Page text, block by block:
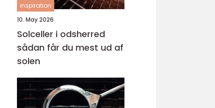
inspiration
10. May 2026
Solceller i odsherred
sådan får du mest ud af
solen